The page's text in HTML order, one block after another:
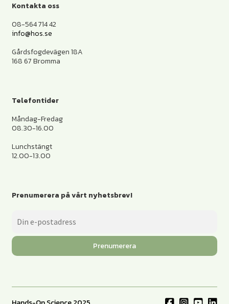
Kontakta oss
08-564 714 42
info@hos.se
Gårdsfogdevägen 18A
168 67 Bromma
Telefontider
Måndag-Fredag
08.30-16.00
Lunchstängt
12.00-13.00
Prenumerera på vårt nyhetsbrev!
Prenumerera